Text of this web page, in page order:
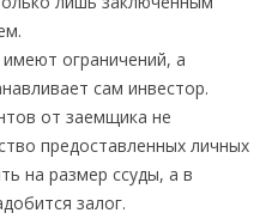
ограничений, а
сам инвестор.
от заемщика не
предоставленных личных
на размер ссуды, а в
залог.